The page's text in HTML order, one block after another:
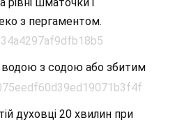
з пергаментом.
з содою або збитим
духовці 20 хвилин при